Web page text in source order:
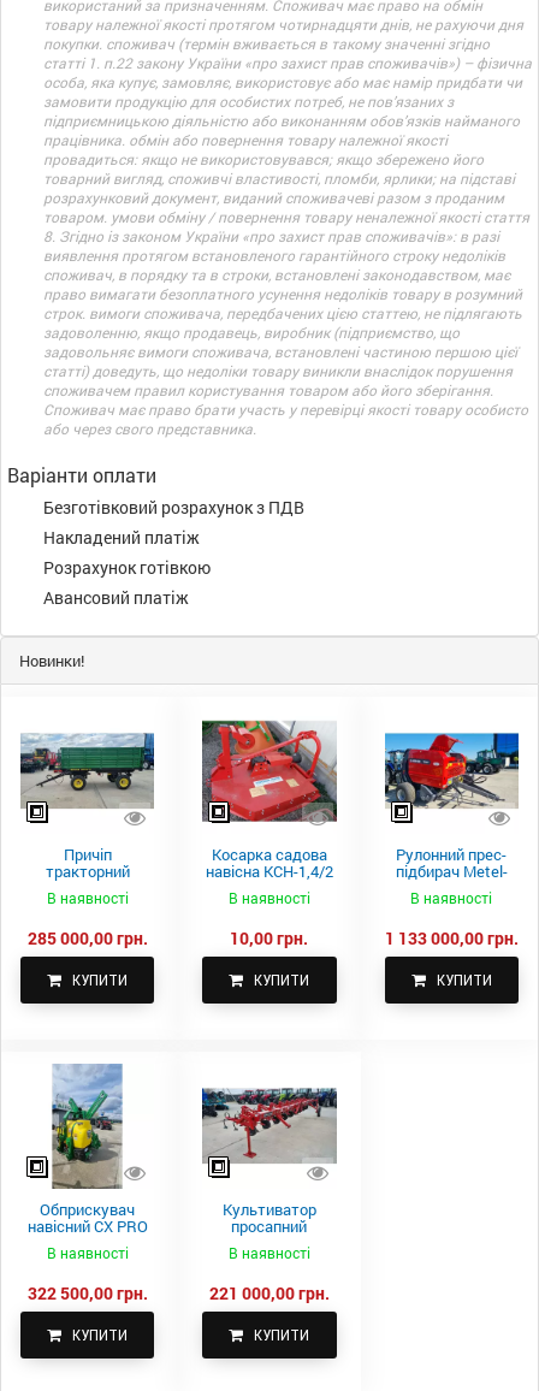
використаний за призначенням. Споживач має право на обмін
товару належної якості протягом чотирнадцяти днів, не рахуючи дня
покупки. споживач (термін вживається в такому значенні згідно
статті 1. п.22 закону України «про захист прав споживачів») – фізична
особа, яка купує, замовляє, використовує або має намір придбати чи
замовити продукцію для особистих потреб, не пов’язаних з
підприємницькою діяльністю або виконанням обов’язків найманого
працівника. обмін або повернення товару належної якості
провадиться: якщо не використовувався; якщо збережено його
товарний вигляд, споживчі властивості, пломби, ярлики; на підставі
розрахунковий документ, виданий споживачеві разом з проданим
товаром. умови обміну / повернення товару неналежної якості стаття
8. Згідно із законом України «про захист прав споживачів»: в разі
виявлення протягом встановленого гарантійного строку недоліків
споживач, в порядку та в строки, встановлені законодавством, має
право вимагати безоплатного усунення недоліків товару в розумний
строк. вимоги споживача, передбачених цією статтею, не підлягають
задоволенню, якщо продавець, виробник (підприємство, що
задовольняє вимоги споживача, встановлені частиною першою цієї
статті) доведуть, що недоліки товару виникли внаслідок порушення
споживачем правил користування товаром або його зберігання.
Споживач має право брати участь у перевірці якості товару особисто
або через свого представника.
Варіанти оплати
Безготівковий розрахунок з ПДВ
Накладений платіж
Розрахунок готівкою
Авансовий платіж
Новинки!
Причіп
тракторний
самоскидний
Spike 2 ПТС-4
В наявності
285 000,00 грн.
КУПИТИ
Косарка садова
навісна КСН-1,4/2
В наявності
10,00 грн.
КУПИТИ
Рулонний прес-
підбирач Metel-
Fach Z 587
В наявності
1 133 000,00 грн.
КУПИТИ
Обприскувач
навісний CX PRO
В наявності
322 500,00 грн.
КУПИТИ
Культиватор
просапний
КПН-5,6-05
В наявності
221 000,00 грн.
КУПИТИ